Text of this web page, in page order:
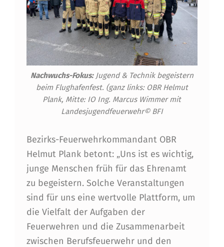
Nachwuchs-Fokus:Jugend & Technik begeistern
beim Flughafenfest. (ganz links: OBR Helmut
Plank, Mitte: IO Ing. Marcus Wimmer mit
Landesjugendfeuerwehr© BFI
Bezirks-Feuerwehrkommandant OBR
Helmut Plank betont: „Uns ist es wichtig,
junge Menschen früh für das Ehrenamt
zu begeistern. Solche Veranstaltungen
sind für uns eine wertvolle Plattform, um
die Vielfalt der Aufgaben der
Feuerwehren und die Zusammenarbeit
zwischen Berufsfeuerwehr und den